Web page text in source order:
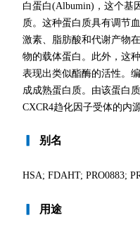
白蛋白(Albumin)， 这个基
质。这种蛋白质具有调节
激素、脂肪酸和代谢产物
物的载体蛋白。此外，这
表现出类似酯酶的活性。
成成熟蛋白质。由该蛋白
CXCR4趋化因子受体的内
别名
HSA; FDAHT; PRO0883;
用途